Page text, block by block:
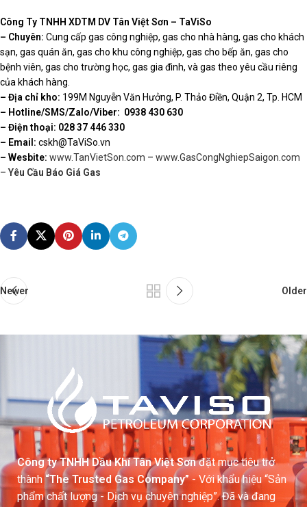
Công Ty TNHH XDTM DV Tân Việt Sơn – TaViSo
– Chuyên: Cung cấp gas công nghiệp, gas cho nhà hàng, gas cho khách
sạn, gas quán ăn, gas cho khu công nghiệp, gas cho bếp ăn, gas cho
bệnh viên, gas cho trường học, gas gia đình, và gas theo yêu cầu riêng
của khách hàng.
– Địa chỉ kho: 199M Nguyễn Văn Hưởng, P. Thảo Điền, Quận 2, Tp. HCM
– Hotline/SMS/Zalo/Viber: 0938 430 630
– Điện thoại: 028 37 446 330
– Email: cskh@TaViSo.vn
– Wesbite: www.TanVietSon.com – www.GasCongNghiepSaigon.com
– Yêu Cầu Báo Giá Gas
Newer Older
Công ty TNHH Dầu Khí Tân Việt Sơnđặt mục tiêu trở
thành “The Trusted Gas Company”- Với khẩu hiệu “Sản
phẩm chất lượng - Dịch vụ chuyên nghiệp”. Đã và đang